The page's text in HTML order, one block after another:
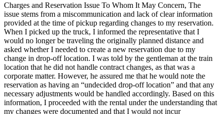
Charges and Reservation Issue To Whom It May Concern, The
issue stems from a miscommunication and lack of clear information
provided at the time of pickup regarding changes to my reservation.
When I picked up the truck, I informed the representative that I
would no longer be traveling the originally planned distance and
asked whether I needed to create a new reservation due to my
change in drop-off location. I was told by the gentleman at the train
location that he did not handle contract changes, as that was a
corporate matter. However, he assured me that he would note the
reservation as having an “undecided drop-off location” and that any
necessary adjustments would be handled accordingly. Based on this
information, I proceeded with the rental under the understanding that
my changes were documented and that I would not incur